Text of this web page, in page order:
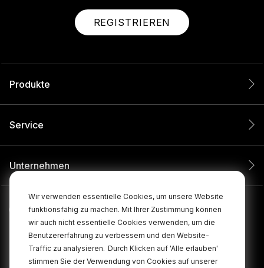
Wir verwenden essentielle Cookies, um unsere Website
funktionsfähig zu machen. Mit Ihrer Zustimmung können
wir auch nicht essentielle Cookies verwenden, um die
Benutzererfahrung zu verbessern und den Website-
Traffic zu analysieren. Durch Klicken auf 'Alle erlauben'
stimmen Sie der Verwendung von Cookies auf unserer
REGISTRIEREN
Produkte
Service
Unternehmen